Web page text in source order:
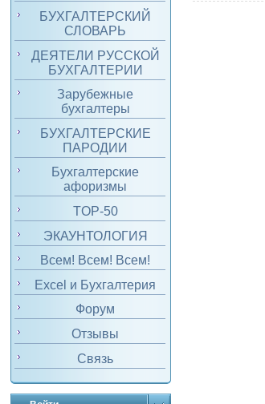
БУХГАЛТЕРСКИЙ
СЛОВАРЬ
ДЕЯТЕЛИ РУССКОЙ
БУХГАЛТЕРИИ
Зарубежные
бухгалтеры
БУХГАЛТЕРСКИЕ
ПАРОДИИ
Бухгалтерские
афоризмы
TOP-50
ЭКАУНТОЛОГИЯ
Всем! Всем! Всем!
Excel и Бухгалтерия
Форум
Отзывы
Связь